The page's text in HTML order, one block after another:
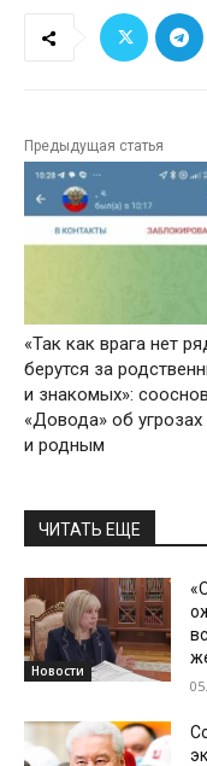
Предыдущая статья
«Так как врага нет
берутся за
и знакомых»:
«Довода» об угрозах
и родным
ЧИТАТЬ ЕЩЕ
Новости